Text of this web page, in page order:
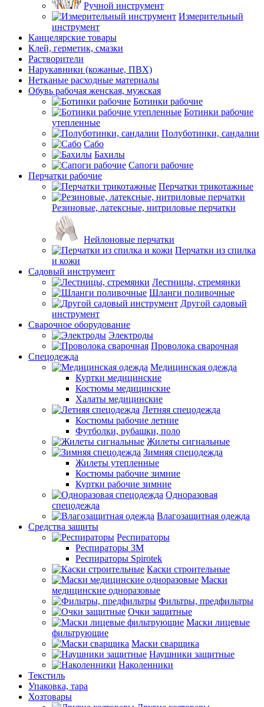
Ручной инструмент
Измерительный
инструмент
Канцелярские товары
Клей, герметик, смазки
Растворители
Нарукавники (кожаные, ПВХ)
Нетканые расходные материалы
Обувь рабочая женская, мужская
Ботинки рабочие
Ботинки рабочие
утепленные
Полуботинки, сандалии
Сабо
Бахилы
Сапоги рабочие
Перчатки рабочие
Перчатки трикотажные
Резиновые, латексные, нитриловые перчатки
Нейлоновые перчатки
Перчатки из спилка
и кожи
Садовый инструмент
Лестницы, стремянки
Шланги поливочные
Другой садовый
инструмент
Сварочное оборудование
Электроды
Проволока сварочная
Спецодежда
Медицинская одежда
Куртки медицинские
Костюмы медицинские
Халаты медицинские
Летняя спецодежда
Костюмы рабочие летние
Футболки, рубашки, поло
Жилеты сигнальные
Зимняя спецодежда
Жилеты утепленные
Костюмы рабочие зимние
Куртки рабочие зимние
Одноразовая
спецодежда
Влагозащитная одежда
Средства защиты
Респираторы
Респираторы 3М
Респираторы Spirotek
Каски строительные
Маски
медицинские одноразовые
Фильтры, предфильтры
Очки защитные
Маски лицевые
фильтрующие
Маски сварщика
Наушники защитные
Наколенники
Текстиль
Упаковка, тара
Хозтовары